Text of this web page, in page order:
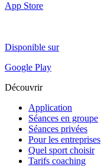
App Store
Disponible sur
Google Play
Découvrir
Application
Séances en groupe
Séances privées
Pour les entreprises
Quel sport choisir
Tarifs coaching